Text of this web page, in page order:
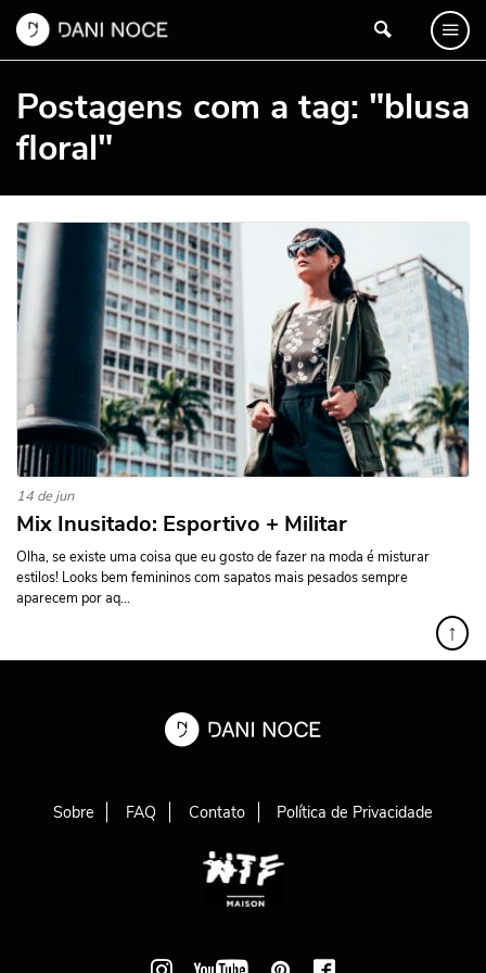
Postagens com a tag: "blusa
floral"
14 de jun
Mix Inusitado: Esportivo + Militar
Olha, se existe uma coisa que eu gosto de fazer na moda é misturar
estilos! Looks bem femininos com sapatos mais pesados sempre
aparecem por aq...
↑
Sobre FAQ Contato Política de Privacidade